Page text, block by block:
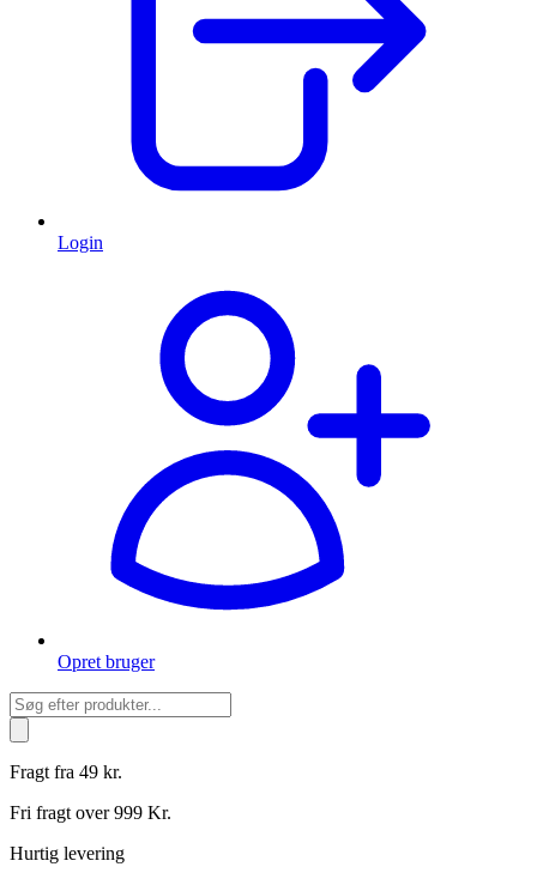
Login
Opret bruger
Products
search
Fragt fra 49 kr.
Fri fragt over 999 Kr.
Hurtig levering